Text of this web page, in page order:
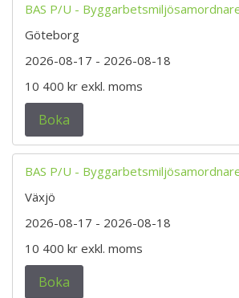
BAS P/U -
Göteborg
2026-08-17 - 2026-08-18
10 400 kr exkl. moms
Boka
BAS P/U -
Växjö
2026-08-17 - 2026-08-18
10 400 kr exkl. moms
Boka